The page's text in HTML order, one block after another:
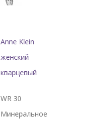
Anne Klein
женский
кварцевый
WR 30
Минеральное